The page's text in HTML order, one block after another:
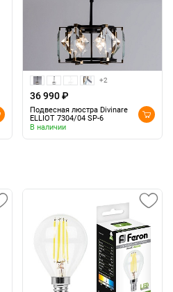
+2
36 990 ₽
Подвесная люстра Divinare
ELLIOT 7304/04 SP-6
В наличии